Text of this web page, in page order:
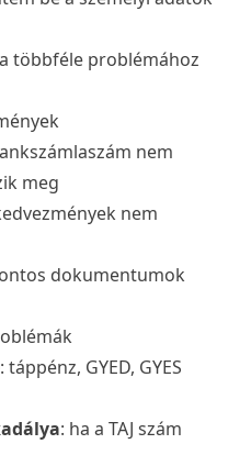
többféle problémához
nem
meg
nem
dokumentumok
: táppénz, GYED, GYES
: ha a TAJ szám